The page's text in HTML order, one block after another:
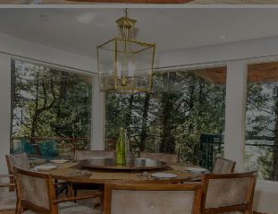
العلامات التجارية التابعة في الصين